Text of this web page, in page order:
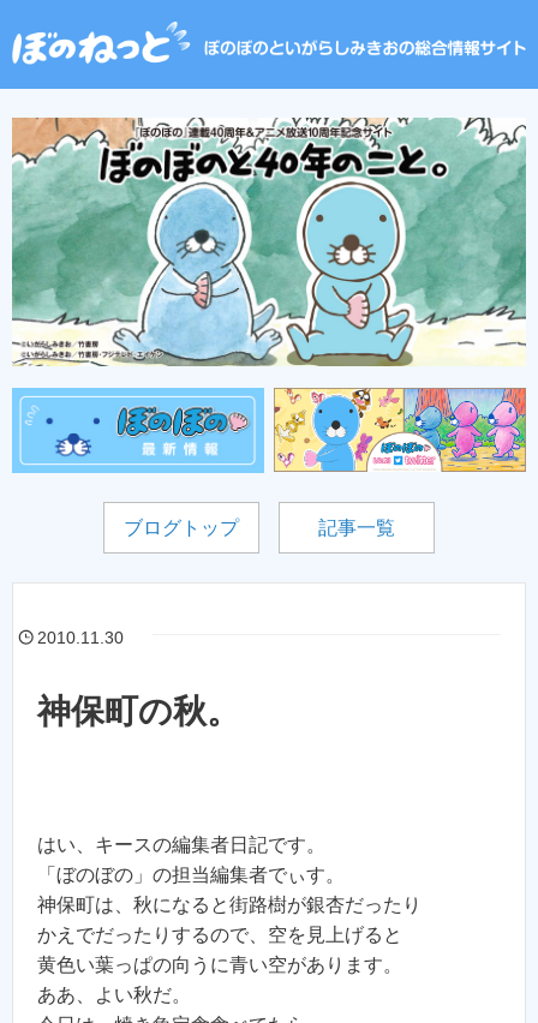
ブログトップ 記事一覧
2010.11.30
神保町の秋。
はい、キースの編集者日記です。
「ぼのぼの」の担当編集者でぃす。
神保町は、秋になると街路樹が銀杏だったり
かえでだったりするので、空を見上げると
黄色い葉っぱの向うに青い空があります。
ああ、よい秋だ。